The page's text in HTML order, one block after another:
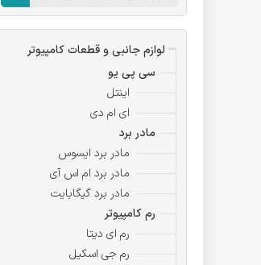
لوازم جانبی و قطعات کامپیوتر
سی پی یو
اینتل
ای ام دی
مادر برد
مادر برد ایسوس
مادر برد ام اس آی
مادر برد گیگابایت
رم کامپیوتر
رم ای دیتا
رم جی اسکیل